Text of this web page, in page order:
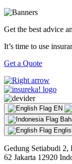
Get the best advice
It’s time to use
Get a Quote
EN
Gedung Setiabudi 2,
62 Jakarta 12920